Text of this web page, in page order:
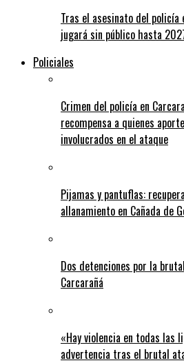
Tras el asesinato del policía
jugará sin público hasta
Policiales
Crimen del policía en
recompensa a quienes
involucrados en el ataque
Pijamas y pantuflas:
allanamiento en Cañada de
Dos detenciones por la
Carcarañá
«Hay violencia en todas
advertencia tras el brutal